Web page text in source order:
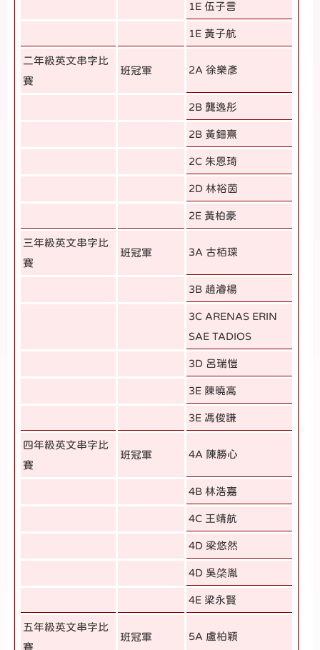
1E 伍子言
1E 黃子航
二年級英文串字比
賽
班冠軍 2A 徐樂彥
2B 龔逸彤
2B 黃鈿熹
2C 朱恩琦
2D 林裕茵
2E 黃柏豪
三年級英文串字比
賽
班冠軍 3A 古栢琛
3B 趙濬楊
3C ARENAS ERIN
SAE TADIOS
3D 呂瑞愷
3E 陳曉高
3E 馮俊謙
四年級英文串字比
賽
班冠軍 4A 陳勝心
4B 林浩嘉
4C 王靖航
4D 梁悠然
4D 吳棨胤
4E 梁永賢
五年級英文串字比
賽
班冠軍 5A 盧柏穎